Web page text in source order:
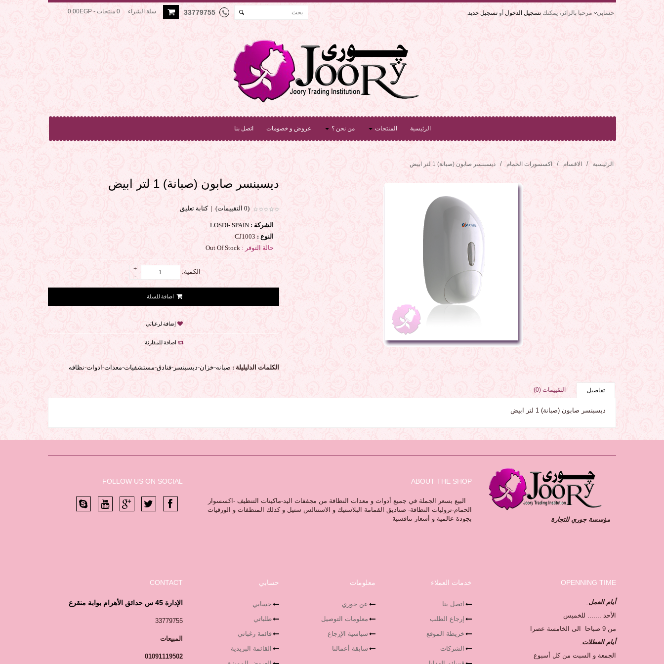
حسابي مرحبا بالزائر، يمكنك تسجيل الدخول أو تسجيل جديد. سلة الشراء 0 منتجات - 0.00EGP 33779755
الرئيسية المنتجات من نحن ؟ عروض و خصومات اتصل بنا
الرئيسية الاقسام اكسسورات الحمام ديسبنسر صابون (صبانة) 1 لتر ابيض
ديسبنسر صابون (صبانة) 1 لتر ابيض
(0 التقييمات) |كتابة تعليق
الشركة : LOSDI- SPAIN
النوع :
حالة التوفر : Out Of Stock
الكمية:
+
-
إضافة لرغباتي
اضافة للمقارنة
الكلمات الدليليلة : صبانه-خزان-ديسبنسر-فنادق-مستشفيات-معدات-ادوات-نظافه
تفاصيل التقييمات (0)
ديسبنسر صابون (صبانة) 1 لتر ابيض
مؤسسة جوري للتجارة
ABOUT THE SHOP
البيع بسعر الجملة في جميع أدوات و معدات النظافة من مجففات اليد-ماكينات التنظيف -اكسسوار
الحمام-تروليات النظافة- صناديق القمامة البلاستيك و الاستنالس ستيل و كذلك المنظفات و الورقيات
بجودة عالمية و أسعار تنافسية
FOLLOW US ON SOCIAL
OPENNING TIME
أيام العمل
الأحد ....... للخميس
من 9 صباحا الى الخامسة عصرا
أيام العطلات
الجمعة و السبت من كل أسبوع
خدمات العملاء
اتصل بنا
إرجاع الطلب
خريطة الموقع
الشركات
معلومات
عن جوري
معلومات التوصيل
سياسية الإرجاع
سابقة أعمالنا
حسابي
حسابي
طلباتي
قائمة رغباتي
القائمة البريدية
CONTACT
الإدارة 45 س حدائق الأهرام بوابة منقرع
33779755
المبيعات
01091119502